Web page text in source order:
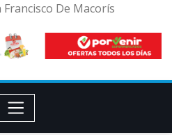
Francisco De Macorís